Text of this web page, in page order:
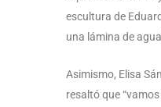
escultura de
una lámina de
Asimismo, Elisa
resaltó que